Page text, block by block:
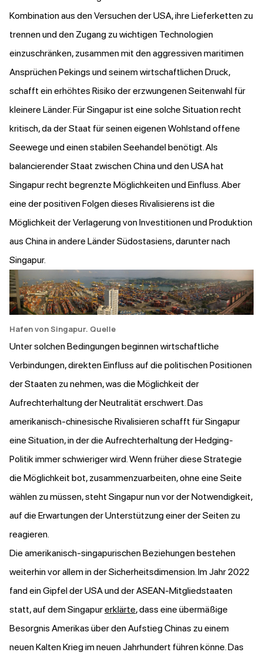
Kombination aus den Versuchen der USA, ihre Lieferketten zu
trennen und den Zugang zu wichtigen Technologien
einzuschränken, zusammen mit den aggressiven maritimen
Ansprüchen Pekings und seinem wirtschaftlichen Druck,
schafft ein erhöhtes Risiko der erzwungenen Seitenwahl für
kleinere Länder. Für Singapur ist eine solche Situation recht
kritisch, da der Staat für seinen eigenen Wohlstand offene
Seewege und einen stabilen Seehandel benötigt. Als
balancierender Staat zwischen China und den USA hat
Singapur recht begrenzte Möglichkeiten und Einfluss. Aber
eine der positiven Folgen dieses Rivalisierens ist die
Möglichkeit der Verlagerung von Investitionen und Produktion
aus China in andere Länder Südostasiens, darunter nach
Singapur.
Hafen von Singapur. Quelle
Unter solchen Bedingungen beginnen wirtschaftliche
Verbindungen, direkten Einfluss auf die politischen Positionen
der Staaten zu nehmen, was die Möglichkeit der
Aufrechterhaltung der Neutralität erschwert. Das
amerikanisch-chinesische Rivalisieren schafft für Singapur
eine Situation, in der die Aufrechterhaltung der Hedging-
Politik immer schwieriger wird. Wenn früher diese Strategie
die Möglichkeit bot, zusammenzuarbeiten, ohne eine Seite
wählen zu müssen, steht Singapur nun vor der Notwendigkeit,
auf die Erwartungen der Unterstützung einer der Seiten zu
reagieren.
Die amerikanisch-singapurischen Beziehungen bestehen
weiterhin vor allem in der Sicherheitsdimension. Im Jahr 2022
fand ein Gipfel der USA und der ASEAN-Mitgliedstaaten
statt, auf dem Singapurerklärte, dass eine übermäßige
Besorgnis Amerikas über den Aufstieg Chinas zu einem
neuen Kalten Krieg im neuen Jahrhundert führen könne. Das